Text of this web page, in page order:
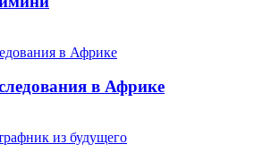
в Африке